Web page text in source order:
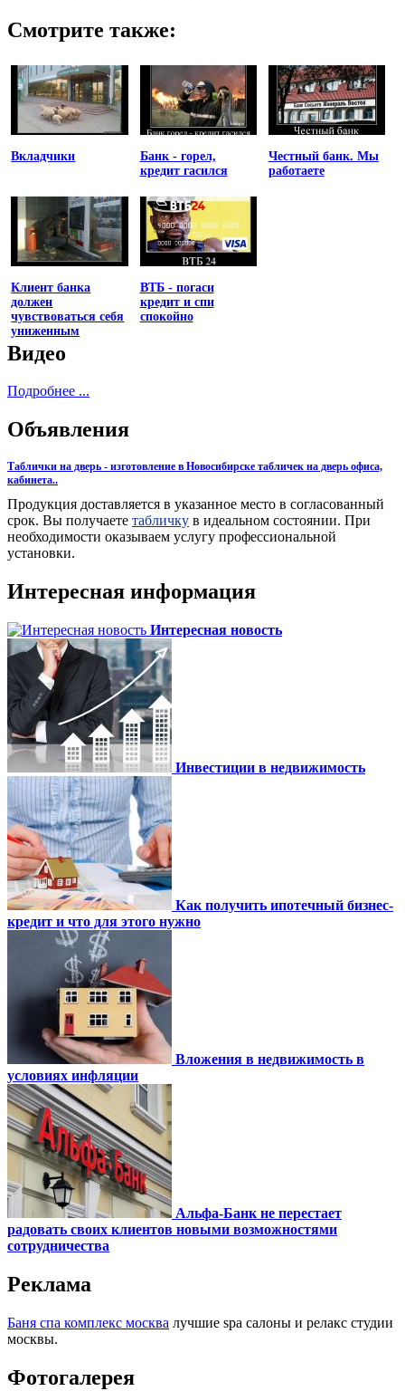
Смотрите также:
Вкладчики
Банк - горел,
кредит гасился
Честный банк. Мы
работаете
Клиент банка
должен
чувствоваться себя
униженным
ВТБ - погаси
кредит и спи
спокойно
Видео
Подробнее ...
Объявления
Таблички на дверь - изготовление в Новосибирске табличек на дверь офиса,
кабинета..
Продукция доставляется в указанное место в согласованный
срок. Вы получаете табличку в идеальном состоянии. При
необходимости оказываем услугу профессиональной
установки.
Интересная информация
Интересная новость
Инвестиции в недвижимость
Как получить ипотечный бизнес-
кредит и что для этого нужно
Вложения в недвижимость в
условиях инфляции
Альфа-Банк не перестает
радовать своих клиентов новыми возможностями
сотрудничества
Реклама
Баня спа комплекс москва лучшие spa салоны и релакс студии
москвы.
Фотогалерея